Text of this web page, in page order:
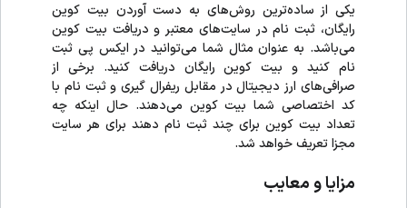
یکی از ساده‌ترین روش‌های به دست آوردن بیت کوین
رایگان، ثبت نام در سایت‌های معتبر و دریافت بیت کوین
می‌باشد. به عنوان مثال شما می‌توانید در ایکس پی ثبت
نام کنید و بیت کوین رایگان دریافت کنید. برخی از
صرافی‌های ارز دیجیتال در مقابل ریفرال گیری و ثبت نام با
کد اختصاصی شما بیت کوین می‌دهند. حال اینکه چه
تعداد بیت کوین برای چند ثبت نام دهند برای هر سایت
مجزا تعریف خواهد شد.
مزایا و معایب